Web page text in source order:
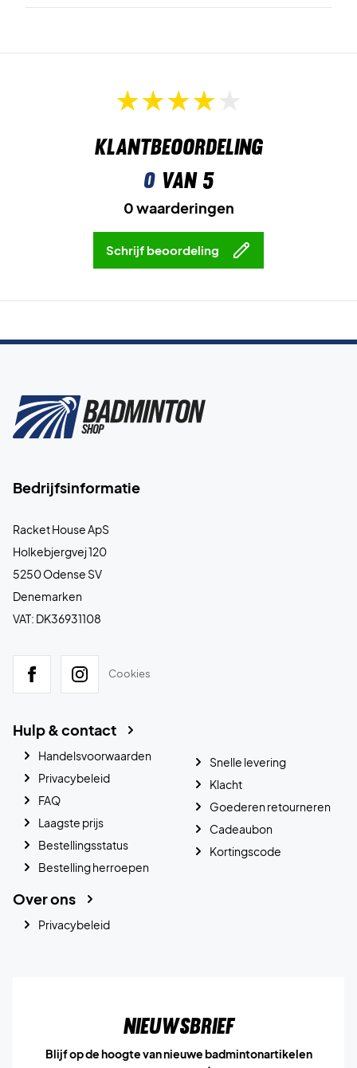
Klantbeoordeling
0van 5
0 waarderingen
Schrijf beoordeling
Bedrijfsinformatie
Racket House ApS
Holkebjergvej 120
5250 Odense SV
Denemarken
VAT: DK36931108
Cookies
Hulp & contact
Handelsvoorwaarden
Privacybeleid
FAQ
Laagste prijs
Bestellingsstatus
Bestelling herroepen
Snelle levering
Klacht
Goederen retourneren
Cadeaubon
Kortingscode
Over ons
Privacybeleid
Nieuwsbrief
Blijf op de hoogte van nieuwe badmintonartikelen